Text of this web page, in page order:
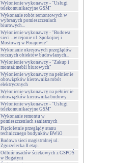
Wyłonienie wykonawcy - "Usługi
telekomunikacyjne GSM"
Wykonanie robót remontowych w
wybranych pomieszczeniach
biurowych...
Wyłonienie wykonawcy - "Budowa
sieci ...w rejonie ul. Spokojnej i
Mostowej w Porajowie"
Wykonanie okresowych przeglądów
rocznych obiektów budowlanych...
Wyłonienie wykonawcy - "Zakup i
montaż mebli biurowych"
Wyłonienie wykonawcy na pełnienie
obowiązków kierownika robót
elektrycznych
Wyłonienie wykonawcy na pełnienie
obowiązków kierownika budowy
Wyłonienie wykonawcy - "Usługi
telekomunikacyjne GSM"
Wykonanie remontu w
pomieszczeniach sanitarnych
Pięcioletnie przeglądy stanu
technicznego budynków BWiO
Budowa sieci magistralnej ul.
Zgorzelecka II etap.
Odbiór osadów ściekowych z GSPOŚ
w Bogatyni